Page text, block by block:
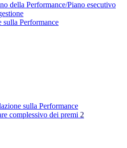
della Performance/Piano esecutivo
sulla Performance
sulla Performance
complessivo dei premi 2